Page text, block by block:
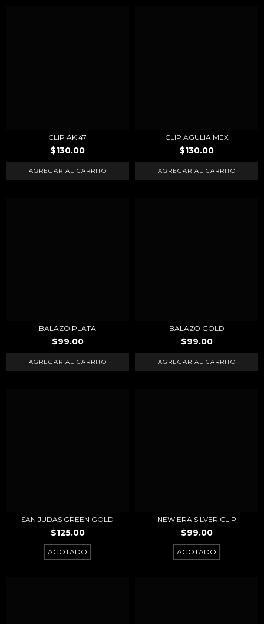
CLIP AK 47
$130.00
CLIP AGULIA MEX
$130.00
BALAZO PLATA
$99.00
BALAZO GOLD
$99.00
SAN JUDAS GREEN GOLD
$125.00
AGOTADO
NEW ERA SILVER CLIP
$99.00
AGOTADO